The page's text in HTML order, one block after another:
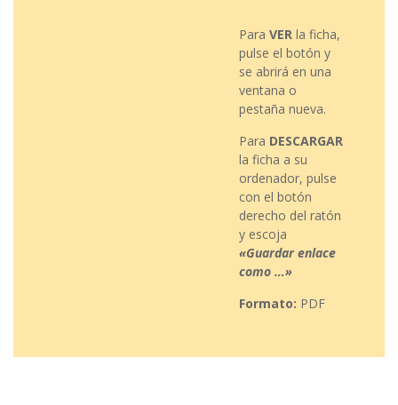
Para VER la ficha,
pulse el botón y
se abrirá en una
ventana o
pestaña nueva.
Para DESCARGAR
la ficha a su
ordenador, pulse
con el botón
derecho del ratón
y escoja
«Guardar enlace
como …»
Formato: PDF